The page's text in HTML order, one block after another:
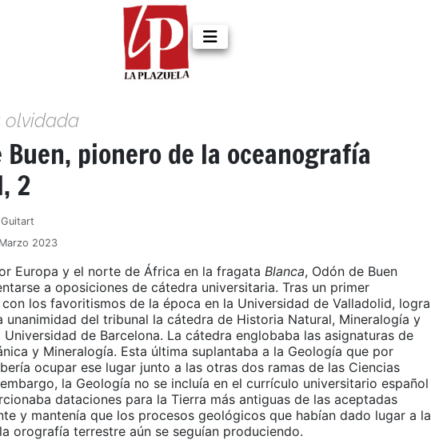
olvidada
Buen, pionero de la oceanografía
2
2023
Europa y el norte de África en la fragata Blanca, Odón de Buen
a oposiciones de cátedra universitaria. Tras un primer
los favoritismos de la época en la Universidad de Valladolid, logra
unanimidad del tribunal la cátedra de Historia Natural, Mineralogía y
Universidad de Barcelona. La cátedra englobaba las asignaturas de
y Mineralogía. Esta última suplantaba a la Geología que por
ocupar ese lugar junto a las otras dos ramas de las Ciencias
la Geología no se incluía en el currículo universitario español
dataciones para la Tierra más antiguas de las aceptadas
y mantenía que los procesos geológicos que habían dado lugar a la
orografía terrestre aún se seguían produciendo.